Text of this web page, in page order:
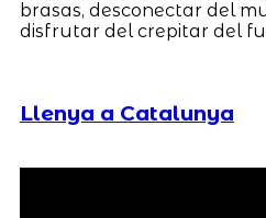
brasas, desconectar del
disfrutar del crepitar del
Llenya a Catalunya